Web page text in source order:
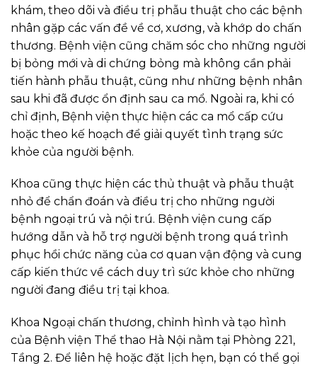
khám, theo dõi và điều trị phẫu thuật cho các bệnh
nhân gặp các vấn đề về cơ, xương, và khớp do chấn
thương. Bệnh viện cũng chăm sóc cho những người
bị bỏng mới và di chứng bỏng mà không cần phải
tiến hành phẫu thuật, cũng như những bệnh nhân
sau khi đã được ổn định sau ca mổ. Ngoài ra, khi có
chỉ định, Bệnh viện thực hiện các ca mổ cấp cứu
hoặc theo kế hoạch để giải quyết tình trạng sức
khỏe của người bệnh.
Khoa cũng thực hiện các thủ thuật và phẫu thuật
nhỏ để chẩn đoán và điều trị cho những người
bệnh ngoại trú và nội trú. Bệnh viện cung cấp
hướng dẫn và hỗ trợ người bệnh trong quá trình
phục hồi chức năng của cơ quan vận động và cung
cấp kiến thức về cách duy trì sức khỏe cho những
người đang điều trị tại khoa.
Khoa Ngoại chấn thương, chỉnh hình và tạo hình
của Bệnh viện Thể thao Hà Nội nằm tại Phòng 221,
Tầng 2. Để liên hệ hoặc đặt lịch hẹn, bạn có thể gọi